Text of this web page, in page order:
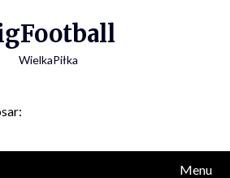
WielkaPiłka
Menu